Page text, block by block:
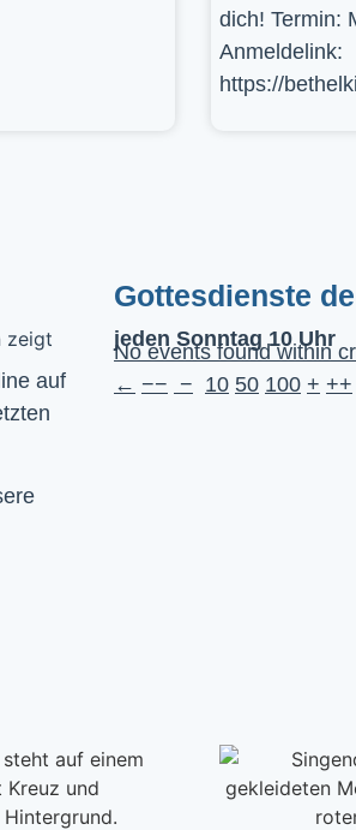
dich! Termin:
Anmeldelink:
https://
Gottesdienste
jeden Sonntag 10 Uhr
No events found within
← −− − 10 50 100 + ++